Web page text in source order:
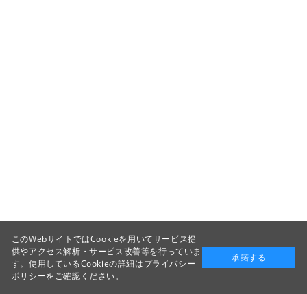
このWebサイトではCookieを用いてサービス提
供やアクセス解析・サービス改善等を行っていま
す。使用しているCookieの詳細はプライバシー
ポリシーをご確認ください。
承諾する